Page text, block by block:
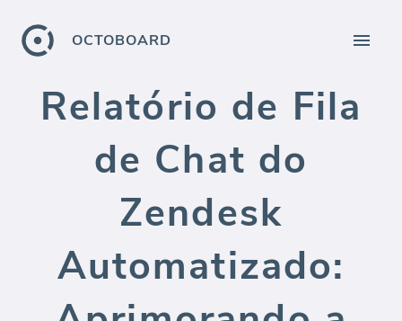
OCTOBOARD
Relatório de Fila
de Chat do
Zendesk
Automatizado: